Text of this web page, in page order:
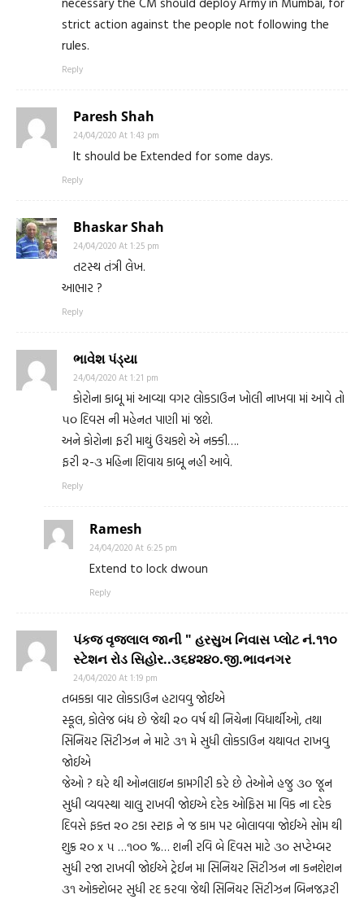
strict action against the people not following the
rules.
Reply
Paresh Shah
24/04/2020 At 1:43 pm
It should be Extended for some days.
Reply
Bhaskar Shah
24/04/2020 At 1:25 pm
તટસ્થ તંત્રી લેખ.
આભાર ?
Reply
ભાવેશ પંડ્યા
24/04/2020 At 1:21 pm
કોરોના કાબૂ માં આવ્યા વગર લોકડાઉન ખોલી નાખવા માં આવે તો
૫૦ દિવસ ની મહેનત પાણી માં જશે.
અને કોરોના ફરી માથું ઉચકશે એ નક્કી….
ફરી ૨-૩ મહિના શિવાય કાબૂ નહી આવે.
Reply
Ramesh
24/04/2020 At 6:25 pm
Extend to lock dwoun
Reply
પંકજ વૃજલાલ જાની " હરસુખ નિવાસ પ્લોટ નં.૧૧૦
સ્ટેશન રોડ સિહોર..૩૬૪૨૪૦.જી.ભાવનગર
24/04/2020 At 1:19 pm
તબકકા વાર લોકડાઉન હટાવવુ જોઈએ
સ્કૂલ, કોલેજ બંધ છે જેથી ૨૦ વર્ષ થી નિચેના વિધાર્થીઓ, તથા
સિનિયર સિટીઝન ને માટે ૩૧ મે સુધી લોકડાઉન યથાવત રાખવુ
જોઈએ
જેઓ ? ઘરે થી ઓનલાઇન કામગીરી કરે છે તેઓને હજુ ૩૦ જૂન
સુધી વ્યવસ્થા ચાલુ રાખવી જોઇએ દરેક ઓફિસ મા વિક ના દરેક
દિવસે ફક્ત ૨૦ ટકા સ્ટાફ ને જ કામ પર બોલાવવા જોઈએ સોમ થી
શુક્ર ૨૦ x ૫ …૧૦૦ %… શની રવિ બે દિવસ માટે ૩૦ સપ્ટેમ્બર
સુધી રજા રાખવી જોઈએ ટ્રેઈન મા સિનિયર સિટીઝન ના કનશેશન
૩૧ ઓક્ટોબર સુધી રદ કરવા જેથી સિનિયર સિટીઝન બિનજરૂરી